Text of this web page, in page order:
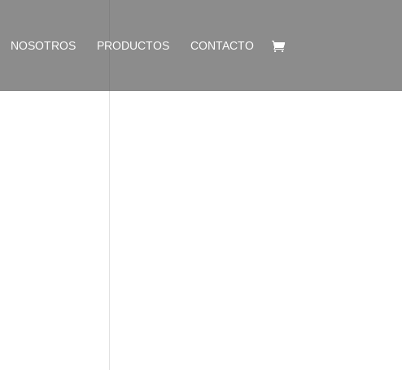
NOSOTROS PRODUCTOS CONTACTO